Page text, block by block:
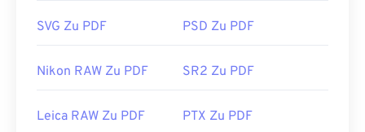
überladenes Programm mit vielen Funktionen ist,
Die meisten Webbrowser, wie Chrome und Firefox,
benötigen Sie dafür ein Add-on oder eine
SVG Zu PDF PSD Zu PDF
Nikon RAW Zu PDF SR2 Zu PDF
Leica RAW Zu PDF PTX Zu PDF